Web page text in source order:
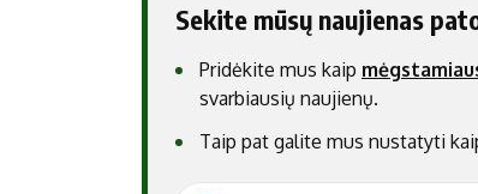
Sekite mūsų naujienas
Pridėkite mus kaip
svarbiausių naujienų.
Taip pat galite mus nustatyti